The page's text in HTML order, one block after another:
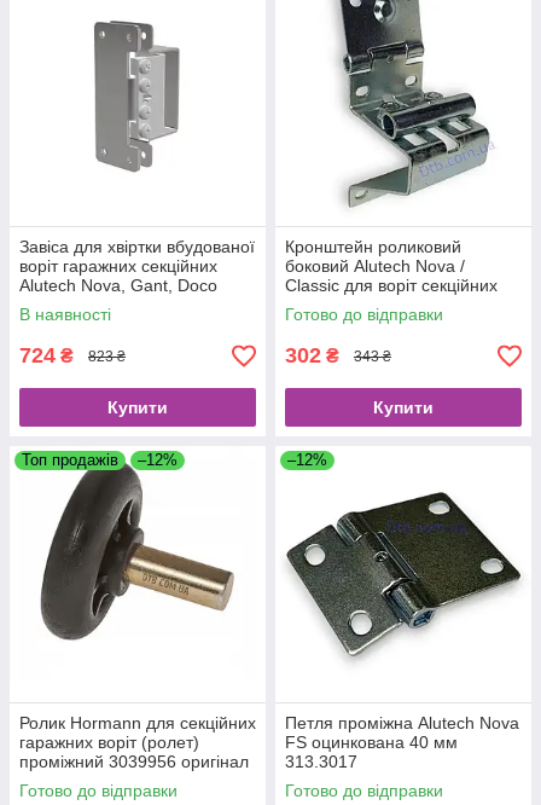
Завіса для хвіртки вбудованої
воріт гаражних секційних
Alutech Nova, Gant, Doco
875040
В наявності
724 ₴ 823 ₴
Купити
Кронштейн роликовий
боковий Alutech Nova /
Classic для воріт секційних
оцинкований 313.3021
Готово до відправки
302 ₴ 343 ₴
Купити
Топ продажів –12%
Ролик Hormann для секційних
гаражних воріт (ролет)
проміжний 3039956 оригінал
Готово до відправки
–12%
Петля проміжна Alutech Nova
FS оцинкована 40 мм
313.3017
Готово до відправки